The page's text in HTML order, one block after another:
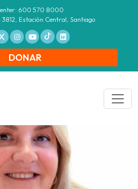
600 570 8000
Estación Central, Santiago
DONAR